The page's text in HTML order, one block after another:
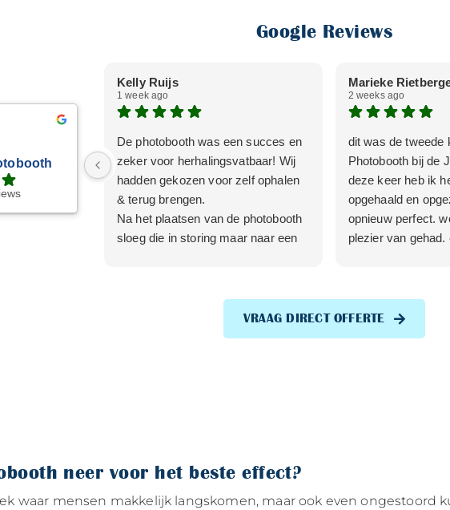
Google Reviews
Kelly Ruijs
1 week ago
De photobooth was een succes en
zeker voor herhalingsvatbaar! Wij
hadden gekozen voor zelf ophalen
& terug brengen.
Na het plaatsen van de photobooth
sloeg die in storing maar naar een
Wat wij ook echt tof vinden, is dat je
een link krijgt waar alle foto strips in
staan maar ook nog eens alle foto's
Marieke
2 weeks ago
dit was de tweede
Photobooth bij de
deze keer heb ik
opgehaald en
opnieuw perfect.
plezier van gehad.
goed, feest om dit
VRAAG DIRECT OFFERTE
neer voor het beste effect?
waar mensen makkelijk langskomen, maar ook even ongestoord